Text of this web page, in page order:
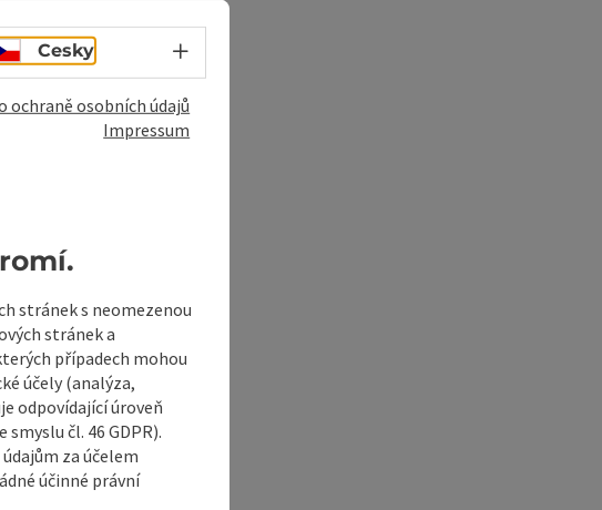
V okolí
Cesky Volba jazyka - Otevřít menu
ochraně osobních údajů
Impressum
stránek s neomezenou
stránek a
případech mohou
účely (analýza,
odpovídající úroveň
čl. 46 GDPR).
za účelem
účinné právní